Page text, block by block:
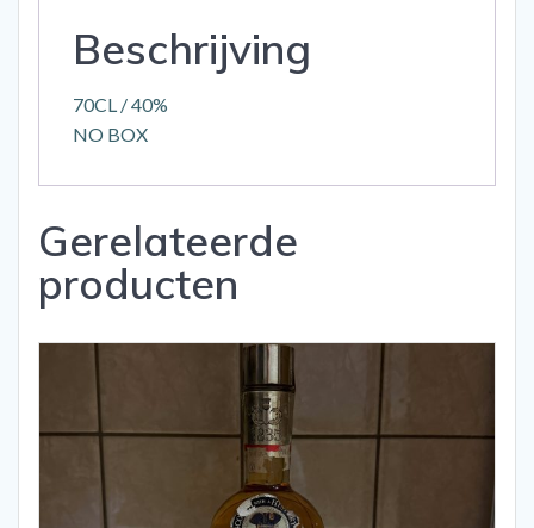
Beschrijving
70CL / 40%
NO BOX
Gerelateerde
producten